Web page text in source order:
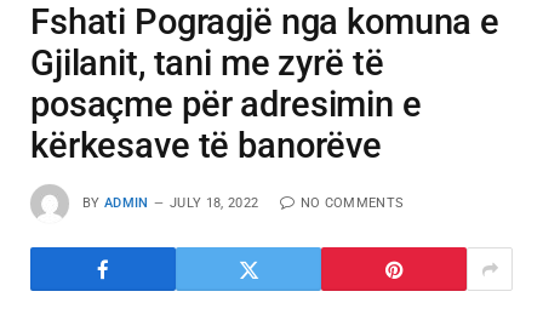
Fshati Pogragjë nga komuna e
Gjilanit, tani me zyrë të
posaçme për adresimin e
kërkesave të banorëve
BY ADMIN JULY 18, 2022 NO COMMENTS